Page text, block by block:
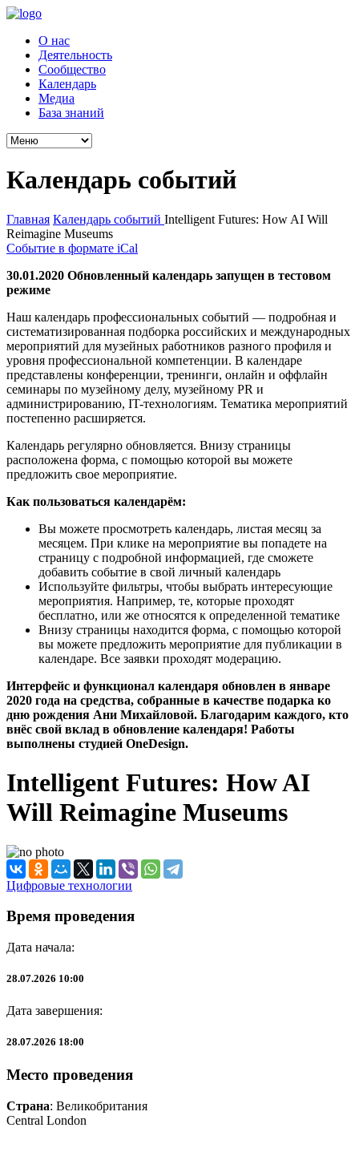
О нас
Деятельность
Сообщество
Календарь
Медиа
База знаний
Календарь событий
Главная Календарь событий Intelligent Futures: How AI Will
Reimagine Museums
Событие в формате iCal
30.01.2020 Обновленный календарь запущен в тестовом
режиме
Наш календарь профессиональных событий — подробная и
систематизированная подборка российских и международных
мероприятий для музейных работников разного профиля и
уровня профессиональной компетенции. В календаре
представлены конференции, тренинги, онлайн и оффлайн
семинары по музейному делу, музейному PR и
администрированию, IT-технологиям. Тематика мероприятий
постепенно расширяется.
Календарь регулярно обновляется. Внизу страницы
расположена форма, с помощью которой вы можете
предложить свое мероприятие.
Как пользоваться календарём:
Вы можете просмотреть календарь, листая месяц за
месяцем. При клике на мероприятие вы попадете на
страницу с подробной информацией, где сможете
добавить событие в свой личный календарь
Используйте фильтры, чтобы выбрать интересующие
мероприятия. Например, те, которые проходят
бесплатно, или же относятся к определенной тематике
Внизу страницы находится форма, с помощью которой
вы можете предложить мероприятие для публикации в
календаре. Все заявки проходят модерацию.
Интерфейс и функционал календаря обновлен в январе
2020 года на средства, собранные в качестве подарка ко
дню рождения Ани Михайловой. Благодарим каждого, кто
внёс свой вклад в обновление календаря! Работы
выполнены студией OneDesign.
Intelligent Futures: How AI
Will Reimagine Museums
Цифровые технологии
Время проведения
Дата начала:
28.07.2026 10:00
Дата завершения:
28.07.2026 18:00
Место проведения
Страна: Великобритания
Central London